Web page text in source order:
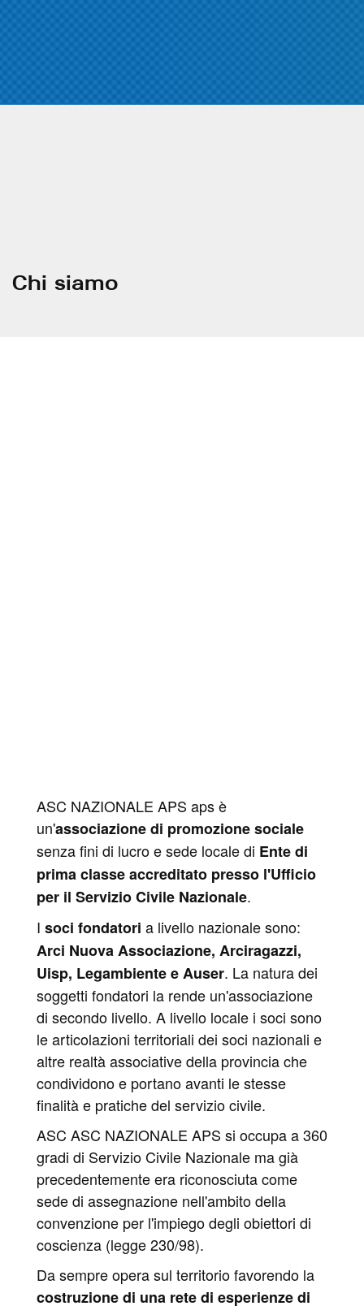
Chi siamo
ASC NAZIONALE APS aps è
un'associazione di promozione sociale
senza fini di lucro e sede locale di Ente di
prima classe accreditato presso l'Ufficio
per il Servizio Civile Nazionale.
I soci fondatori a livello nazionale sono:
Arci Nuova Associazione, Arciragazzi,
Uisp, Legambiente e Auser. La natura dei
soggetti fondatori la rende un'associazione
di secondo livello. A livello locale i soci sono
le articolazioni territoriali dei soci nazionali e
altre realtà associative della provincia che
condividono e portano avanti le stesse
finalità e pratiche del servizio civile.
ASC ASC NAZIONALE APS si occupa a 360
gradi di Servizio Civile Nazionale ma già
precedentemente era riconosciuta come
sede di assegnazione nell'ambito della
convenzione per l'impiego degli obiettori di
coscienza (legge 230/98).
Da sempre opera sul territorio favorendo la
costruzione di una rete di esperienze di